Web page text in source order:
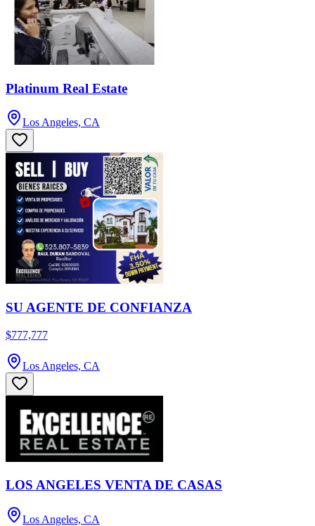
Platinum Real Estate
Los Angeles, CA
SU AGENTE DE CONFIANZA
$777,777
Los Angeles, CA
LOS ANGELES VENTA DE CASAS
Los Angeles, CA